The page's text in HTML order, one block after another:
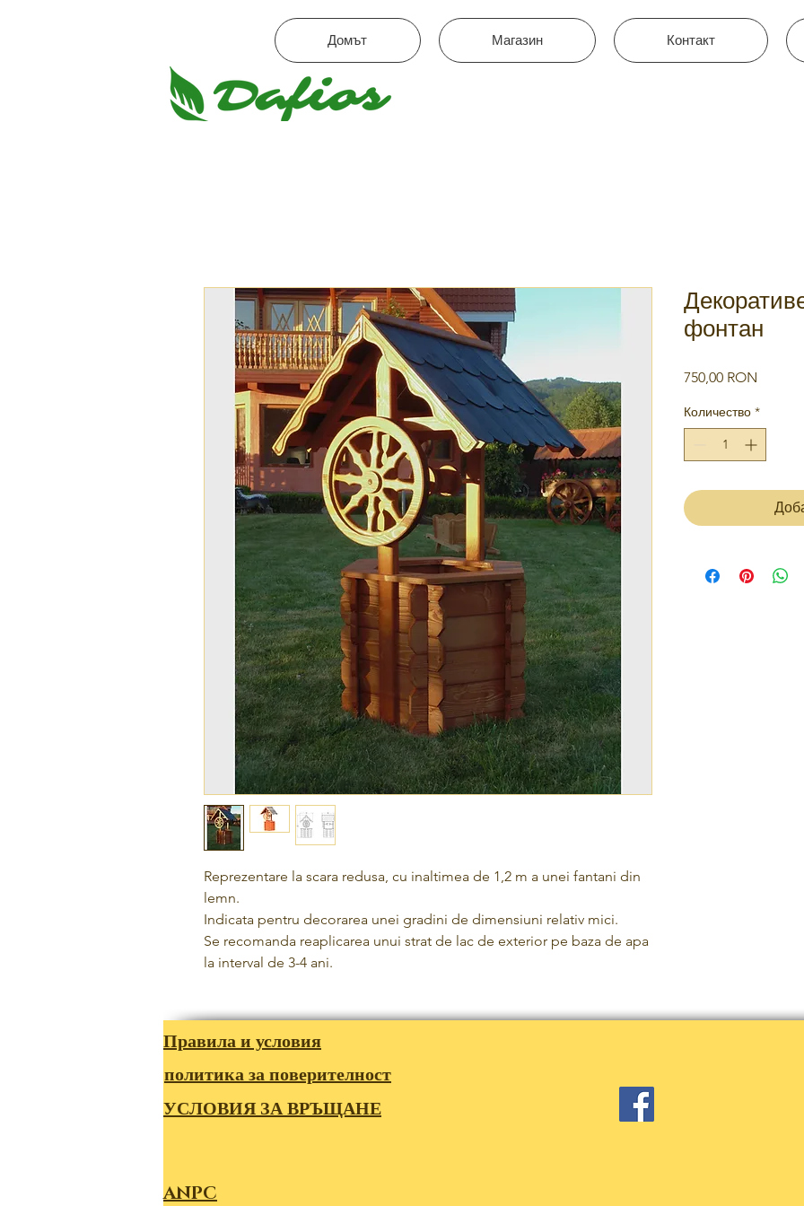
Домът Магазин Контакт
Reprezentare la scara redusa, cu inaltimea de 1,2 m a unei fantani din
lemn.
Indicata pentru decorarea unei gradini de dimensiuni relativ mici.
Se recomanda reaplicarea unui strat de lac de exterior pe baza de apa
la interval de 3-4 ani.
фонтан
750,00 RON
Количество *
Правила и условия
политика за поверителност
УСЛОВИЯ ЗА ВРЪЩАНЕ
ANPC